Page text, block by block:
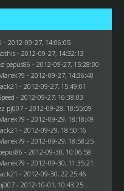
- 2012-09-27, 14:06:05
- 2012-09-27, 14:32:13
pepus86 - 2012-09-27, 15:28:00
- 2012-09-27, 14:36:40
- 2012-09-27, 15:49:01
- 2012-09-27, 16:38:03
pj007- 2012-09-28, 18:55:09
- 2012-09-29, 18:18:49
- 2012-09-29, 18:50:16
- 2012-09-29, 18:58:25
- 2012-09-30, 10:06:58
- 2012-09-30, 11:35:21
- 2012-09-30, 22:25:46
- 2012-10-01, 10:43:25